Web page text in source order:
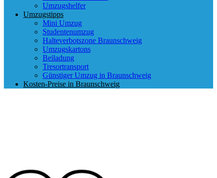
Umzugshelfer
Umzugstipps
Mini Umzug
Studentenumzug
Halteverbotszone Braunschweig
Umzugskartons
Beiladung
Tresortransport
Günstiger Umzug in Braunschweig
Kosten-Preise in Braunschweig